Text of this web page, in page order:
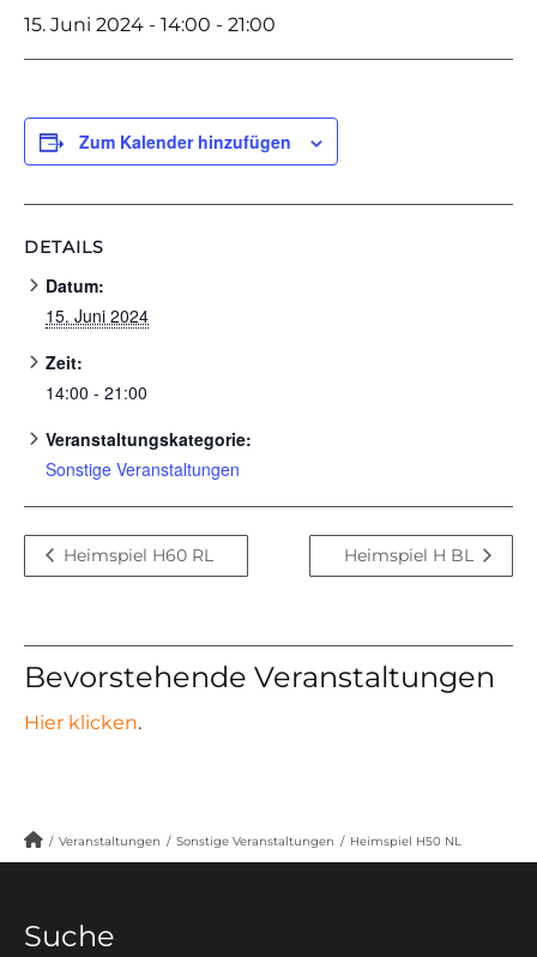
15. Juni 2024 - 14:00 - 21:00
Zum Kalender hinzufügen
DETAILS
Datum:
15. Juni 2024
Zeit:
14:00 - 21:00
Veranstaltungskategorie:
Sonstige Veranstaltungen
Heimspiel H60 RL Heimspiel H BL
Bevorstehende Veranstaltungen
Hier klicken.
/ Veranstaltungen / Sonstige Veranstaltungen / Heimspiel H50 NL
Suche